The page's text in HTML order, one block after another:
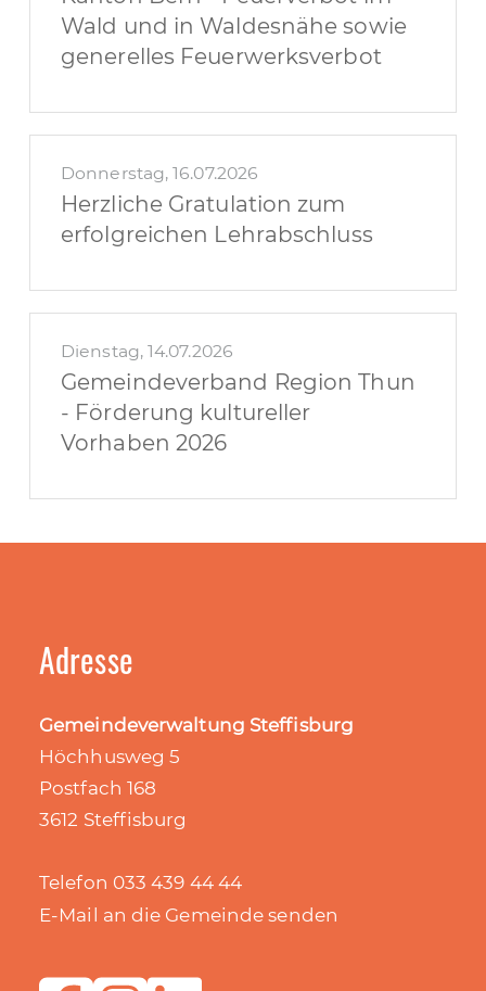
Wald und in Waldesnähe sowie
generelles Feuerwerksverbot
Donnerstag, 16.07.2026
Herzliche Gratulation zum
erfolgreichen Lehrabschluss
Dienstag, 14.07.2026
Gemeindeverband Region Thun
- Förderung kultureller
Vorhaben 2026
Adresse
Gemeindeverwaltung Steffisburg
Höchhusweg 5
Postfach 168
3612 Steffisburg
Telefon 033 439 44 44
E-Mail an die Gemeinde senden